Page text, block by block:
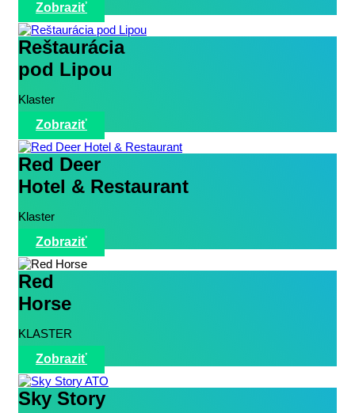
Zobraziť
Reštaurácia
pod Lipou
Klaster
Zobraziť
Red Deer
Hotel & Restaurant
Klaster
Zobraziť
Red
Horse
KLASTER
Zobraziť
Sky Story